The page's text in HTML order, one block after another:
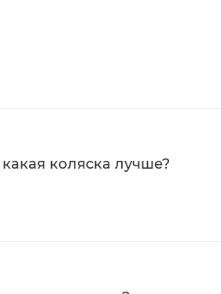
коляска лучше?